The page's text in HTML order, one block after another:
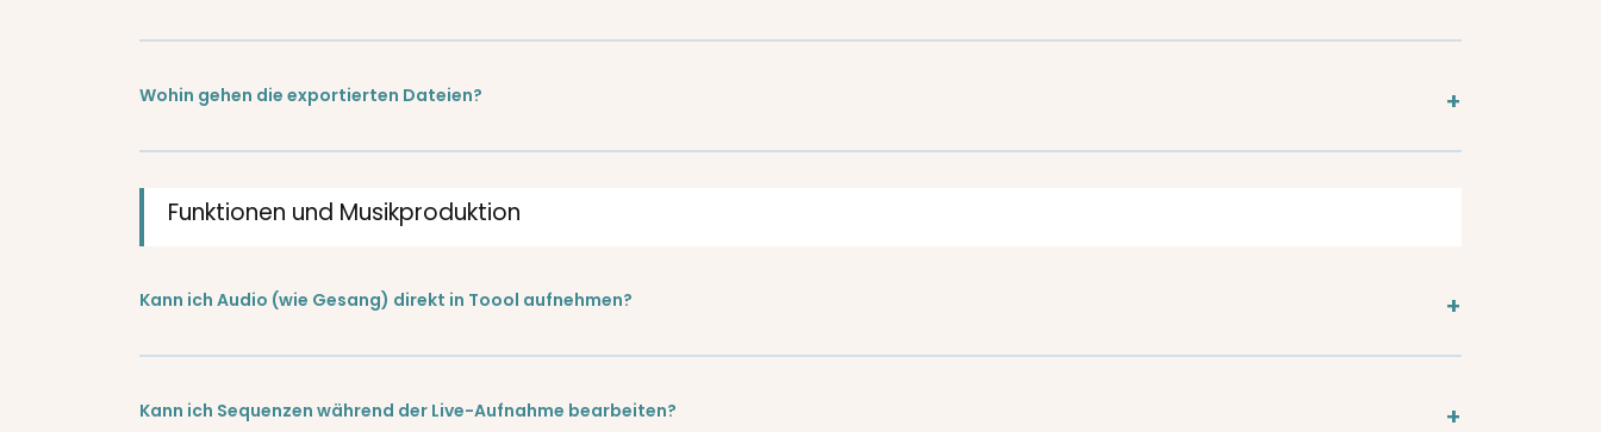
Wohin gehen die exportierten Dateien?
Funktionen und Musikproduktion
Kann ich Audio (wie Gesang) direkt in Toool aufnehmen?
Kann ich Sequenzen während der Live-Aufnahme bearbeiten?